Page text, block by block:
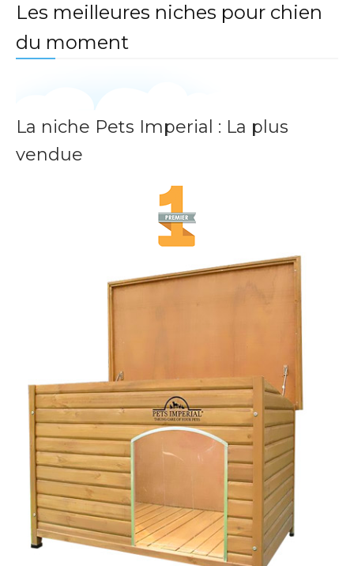
Les meilleures niches pour chien
du moment
La niche Pets Imperial : La plus
vendue